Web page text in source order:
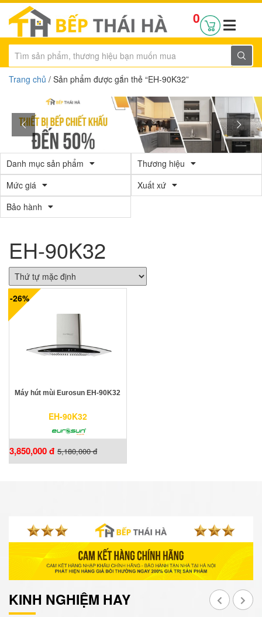
0
Trang chủ / Sản phẩm được gắn thẻ “EH-90K32”
Danh mục sản phẩm
Thương hiệu
Mức giá
Xuất xứ
Bảo hành
EH-90K32
-26%
Máy hút mùi Eurosun EH-90K32
EH-90K32
3,850,000 đ 5,180,000 đ
KINH NGHIỆM HAY